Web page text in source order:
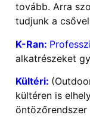
tovább. Arra
tudjunk a
K-Ran:
alkatrészeket
Kültéri:
kültéren is